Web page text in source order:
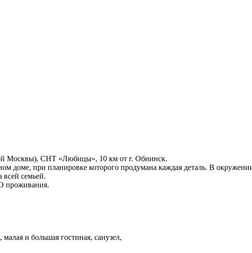
Москвы), СНТ «Любицы», 10 км от г. Обнинск.
доме, при планировке которого продумана каждая деталь. В
семьей.
и большая гостиная, санузел,